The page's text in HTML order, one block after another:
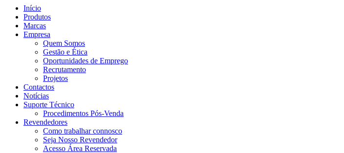
Início
Produtos
Marcas
Empresa
Quem Somos
Gestão e Ética
Oportunidades de Emprego
Recrutamento
Projetos
Contactos
Notícias
Suporte Técnico
Procedimentos Pós-Venda
Revendedores
Como trabalhar connosco
Seja Nosso Revendedor
Acesso Área Reservada